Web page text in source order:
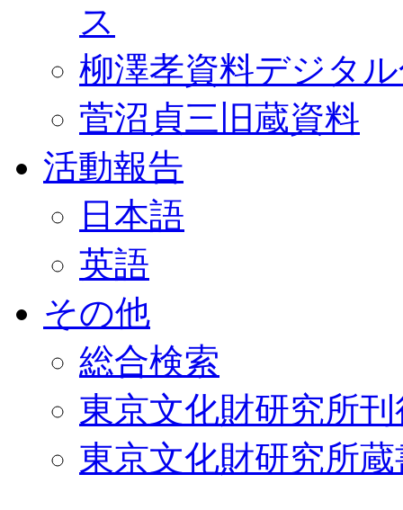
ス
柳澤孝資料デジタ
菅沼貞三旧蔵資料
活動報告
日本語
英語
その他
総合検索
東京文化財研究所
東京文化財研究所